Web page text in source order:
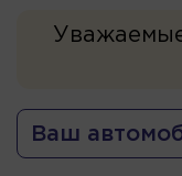
Ваш